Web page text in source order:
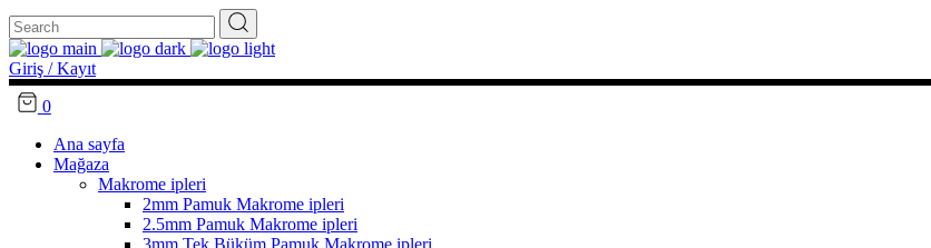
Search
for:
Giriş / Kayıt
0
Ana sayfa
Mağaza
Makrome ipleri
2mm Pamuk Makrome ipleri
2.5mm Pamuk Makrome ipleri
3mm Tek Büküm Pamuk Makrome ipleri